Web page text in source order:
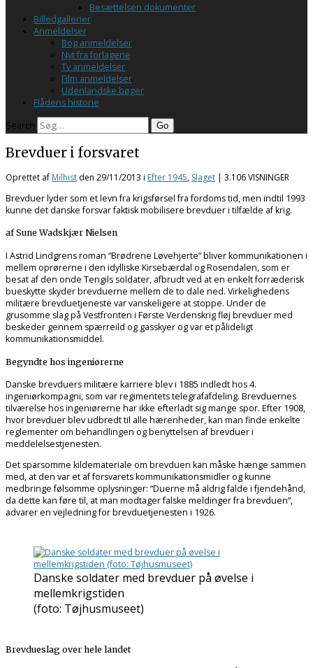
Besættelsen dokumenter
Billedgallerier
Anmeldelser
Bog anmeldelser
Nyt fra forlagene
Tv anmeldelser
Film anmeldelser
Udenlandske bøger
Flådens historie
Search
Brevduer i forsvaret
Oprettet af Milhist den 29/11/2013 i Efter 1945, Slaget | 3.106 VISNINGER
Brevduer lyder som et levn fra krigsførsel fra fordoms tid, men indtil 1993
kunne det danske forsvar faktisk mobilisere brevduer i tilfælde af krig.
af Sune Wadskjær Nielsen
I Astrid Lindgrens roman “Brødrene Løvehjerte” bliver kommunikationen i
mellem oprørerne i den idylliske Kirsebærdal og Rosendalen, som er
besat af den onde Tengils soldater, afbrudt ved at en enkelt forræderisk
bueskytte skyder brevduerne mellem de to dale ned. Virkelighedens
militære brevduetjeneste var vanskeligere at stoppe. Under de
grusomme slag på Vestfronten i Første Verdenskrig fløj brevduer med
beskeder gennem spærreild og gasskyer og var et pålideligt
kommunikationsmiddel.
Begyndte hos ingeniørerne
Danske brevduers militære karriere blev i 1885 indledt hos 4.
ingeniørkompagni, som var regimentets telegrafafdeling. Brevduernes
tilværelse hos ingeniørerne har ikke efterladt sig mange spor. Efter 1908,
hvor brevduer blev udbredt til alle hærenheder, kan man finde enkelte
reglementer om behandlingen og benyttelsen af brevduer i
meddelelsestjenesten.
Det sparsomme kildemateriale om brevduen kan måske hænge sammen
med, at den var et af forsvarets kommunikationsmidler og kunne
medbringe følsomme oplysninger: “Duerne må aldrig falde i fjendehånd,
da dette kan føre til, at man modtager falske meldinger fra brevduen”,
advarer en vejledning for brevduetjenesten i 1926.
Danske soldater med brevduer på øvelse i
mellemkrigstiden
(foto: Tøjhusmuseet)
Brevdueslag over hele landet